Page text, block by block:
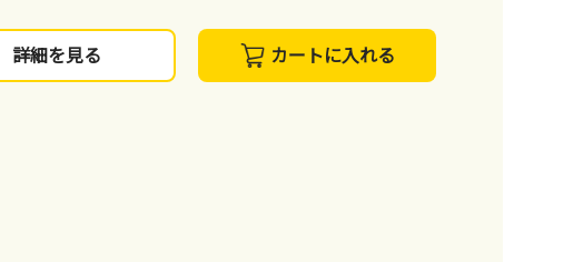
詳細を見る カートに入れる